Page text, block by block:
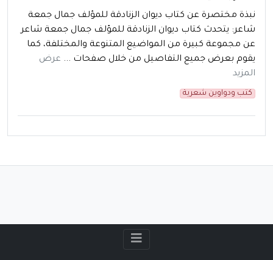
نبذة مختصرة عن كتاب ديوان الزنادقة للمؤلف جمال جمعة
شاعر: يتحدث كتاب ديوان الزنادقة للمؤلف جمال جمعة شاعر
عن مجموعة كبيرة من المواضيع المتنوعة والمختلفة، كما
يقوم بعرض جميع التفاصيل من خلال صفحات ... عرض
المزيد
كتب ودواوين شعرية